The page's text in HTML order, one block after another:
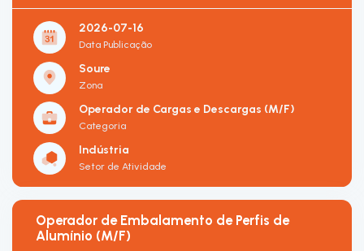
2026-07-16
Data Publicação
Soure
Zona
Operador de Cargas e Descargas (M/F)
Categoria
Indústria
Setor de Atividade
Operador de Embalamento de Perfis de
Alumínio (M/F)